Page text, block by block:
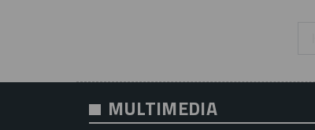
MULTIMEDIA